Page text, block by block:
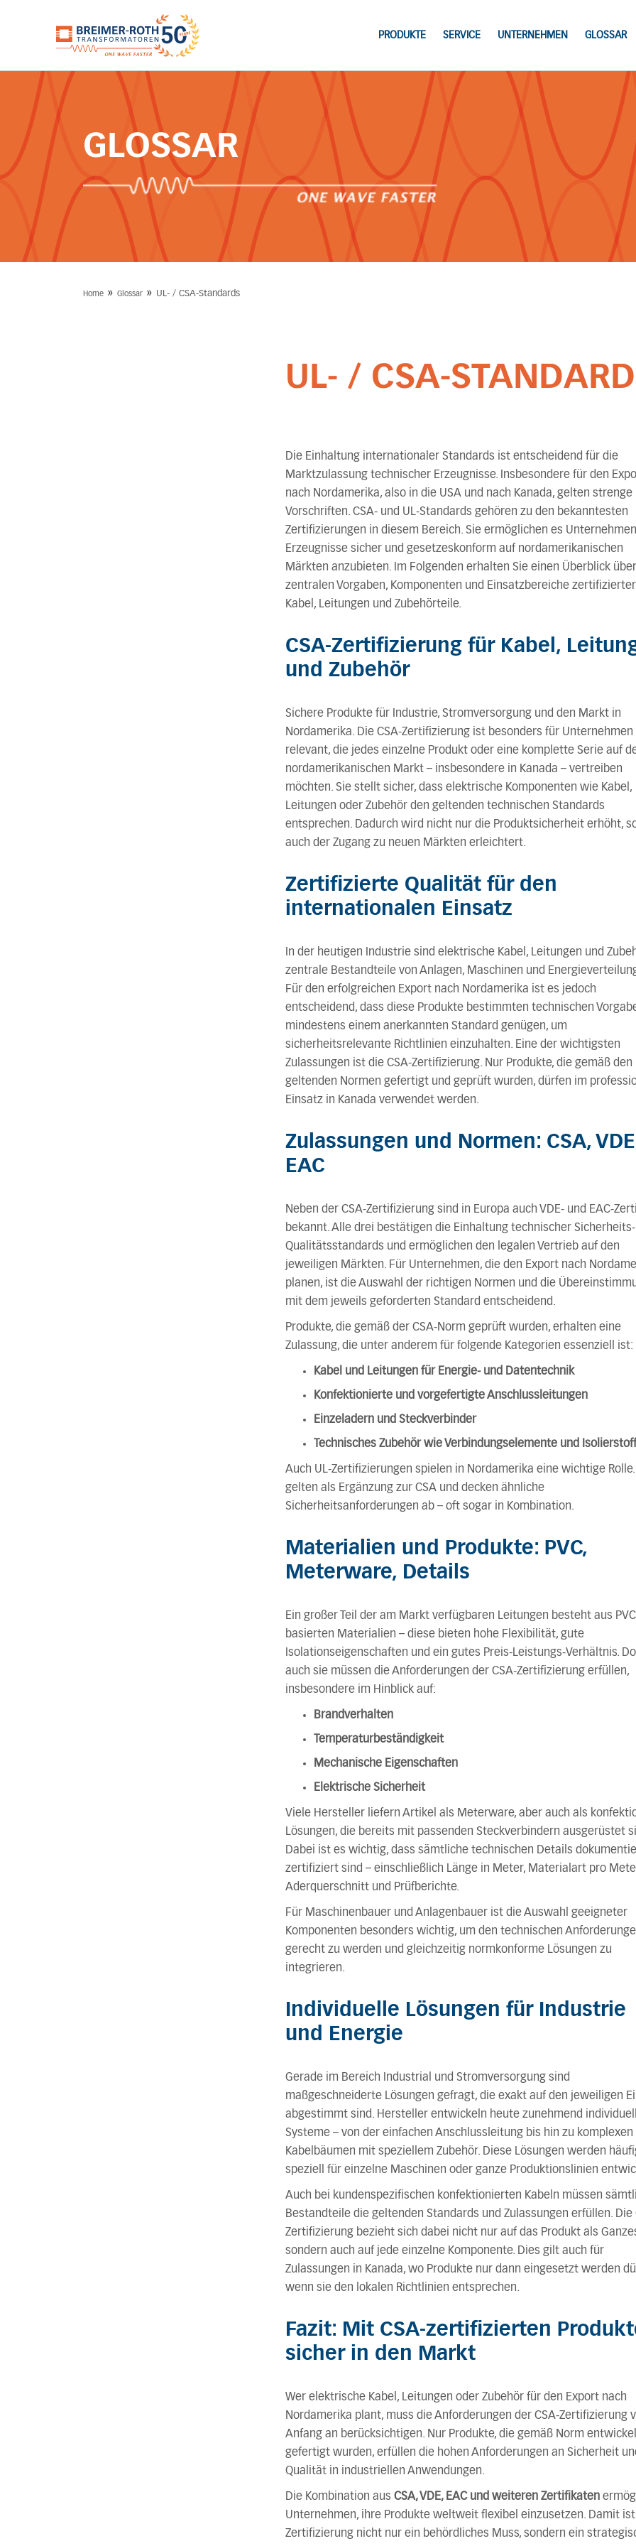
PRODUKTE SERVICE UNTERNEHMEN GLOSSAR
GLOSSAR
Home » Glossar » UL- / CSA-Standards
UL- / CSA-
Die Einhaltung internationaler Standards ist entscheidend für die
Marktzulassung technischer Erzeugnisse. Insbesondere für den
nach Nordamerika, also in die USA und nach Kanada, gelten strenge
Vorschriften. CSA- und UL-Standards gehören zu den bekanntesten
Zertifizierungen in diesem Bereich. Sie ermöglichen es
Erzeugnisse sicher und gesetzeskonform auf nordamerikanischen
Märkten anzubieten. Im Folgenden erhalten Sie einen Überblick
zentralen Vorgaben, Komponenten und Einsatzbereiche zertifizierter
Kabel, Leitungen und Zubehörteile.
CSA-Zertifizierung für Kabel,
und Zubehör
Sichere Produkte für Industrie, Stromversorgung und den Markt in
Nordamerika. Die CSA-Zertifizierung ist besonders für Unternehmen
relevant, die jedes einzelne Produkt oder eine komplette Serie auf
nordamerikanischen Markt – insbesondere in Kanada – vertreiben
möchten. Sie stellt sicher, dass elektrische Komponenten wie Kabel,
Leitungen oder Zubehör den geltenden technischen Standards
entsprechen. Dadurch wird nicht nur die Produktsicherheit erhöht,
auch der Zugang zu neuen Märkten erleichtert.
Zertifizierte Qualität für den
internationalen Einsatz
In der heutigen Industrie sind elektrische Kabel, Leitungen und
zentrale Bestandteile von Anlagen, Maschinen und
Für den erfolgreichen Export nach Nordamerika ist es jedoch
entscheidend, dass diese Produkte bestimmten technischen
mindestens einem anerkannten Standard genügen, um
sicherheitsrelevante Richtlinien einzuhalten. Eine der wichtigsten
Zulassungen ist die CSA-Zertifizierung. Nur Produkte, die gemäß den
geltenden Normen gefertigt und geprüft wurden, dürfen im
Einsatz in Kanada verwendet werden.
Zulassungen und Normen: CSA,
EAC
Neben der CSA-Zertifizierung sind in Europa auch VDE- und EAC-
bekannt. Alle drei bestätigen die Einhaltung technischer Sicherheits-
Qualitätsstandards und ermöglichen den legalen Vertrieb auf den
jeweiligen Märkten. Für Unternehmen, die den Export nach
planen, ist die Auswahl der richtigen Normen und die
mit dem jeweils geforderten Standard entscheidend.
Produkte, die gemäß der CSA-Norm geprüft wurden, erhalten eine
Zulassung, die unter anderem für folgende Kategorien essenziell ist:
Kabel und Leitungen für Energie- und Datentechnik
Konfektionierte und vorgefertigte Anschlussleitungen
Einzeladern und Steckverbinder
Technisches Zubehör wie Verbindungselemente und
Auch UL-Zertifizierungen spielen in Nordamerika eine wichtige Rolle.
gelten als Ergänzung zur CSA und decken ähnliche
Sicherheitsanforderungen ab – oft sogar in Kombination.
Materialien und Produkte: PVC,
Meterware, Details
Ein großer Teil der am Markt verfügbaren Leitungen besteht aus
basierten Materialien – diese bieten hohe Flexibilität, gute
Isolationseigenschaften und ein gutes Preis-Leistungs-Verhältnis.
auch sie müssen die Anforderungen der CSA-Zertifizierung erfüllen,
insbesondere im Hinblick auf:
Brandverhalten
Temperaturbeständigkeit
Mechanische Eigenschaften
Elektrische Sicherheit
Viele Hersteller liefern Artikel als Meterware, aber auch als
Lösungen, die bereits mit passenden Steckverbindern ausgerüstet
Dabei ist es wichtig, dass sämtliche technischen Details
zertifiziert sind – einschließlich Länge in Meter, Materialart pro
Aderquerschnitt und Prüfberichte.
Für Maschinenbauer und Anlagenbauer ist die Auswahl geeigneter
Komponenten besonders wichtig, um den technischen
gerecht zu werden und gleichzeitig normkonforme Lösungen zu
integrieren.
Individuelle Lösungen für Industrie
und Energie
Gerade im Bereich Industrial und Stromversorgung sind
maßgeschneiderte Lösungen gefragt, die exakt auf den jeweiligen
abgestimmt sind. Hersteller entwickeln heute zunehmend
Systeme – von der einfachen Anschlussleitung bis hin zu komplexen
Kabelbäumen mit speziellem Zubehör. Diese Lösungen werden
speziell für einzelne Maschinen oder ganze Produktionslinien
Auch bei kundenspezifischen konfektionierten Kabeln müssen
Bestandteile die geltenden Standards und Zulassungen erfüllen. Die
Zertifizierung bezieht sich dabei nicht nur auf das Produkt als
sondern auch auf jede einzelne Komponente. Dies gilt auch für
Zulassungen in Kanada, wo Produkte nur dann eingesetzt werden
wenn sie den lokalen Richtlinien entsprechen.
Fazit: Mit CSA-zertifizierten
sicher in den Markt
Wer elektrische Kabel, Leitungen oder Zubehör für den Export nach
Nordamerika plant, muss die Anforderungen der CSA-Zertifizierung
Anfang an berücksichtigen. Nur Produkte, die gemäß Norm
gefertigt wurden, erfüllen die hohen Anforderungen an Sicherheit
Qualität in industriellen Anwendungen.
Die Kombination aus CSA, VDE, EAC und weiteren Zertifikaten
Unternehmen, ihre Produkte weltweit flexibel einzusetzen. Damit
Zertifizierung nicht nur ein behördliches Muss, sondern ein